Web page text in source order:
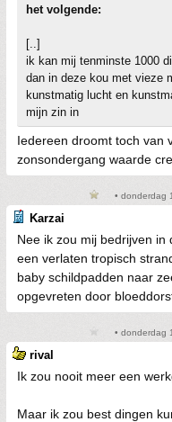
het volgende:
[..]
ik kan mij tenminste 1000
dan in deze kou met vieze
kunstmatig lucht en
mijn zin in
Iedereen droomt toch van
zonsondergang waarde
• donderdag
Karzai
Nee ik zou mij bedrijven
een verlaten tropisch
baby schildpadden naar
opgevreten door
• donderdag
rival
Ik zou nooit meer een
Maar ik zou best dingen